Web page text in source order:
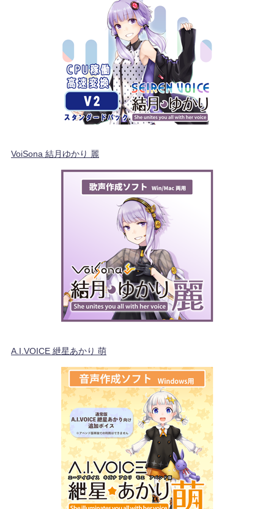
VoiSona 結月ゆかり 麗
A.I.VOICE 紲星あかり 萌